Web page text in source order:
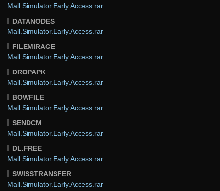
Mall.Simulator.Early.Access.rar
DATANODES
Mall.Simulator.Early.Access.rar
FILEMIRAGE
Mall.Simulator.Early.Access.rar
DROPAPK
Mall.Simulator.Early.Access.rar
BOWFILE
Mall.Simulator.Early.Access.rar
SENDCM
Mall.Simulator.Early.Access.rar
DL.FREE
Mall.Simulator.Early.Access.rar
SWISSTRANSFER
Mall.Simulator.Early.Access.rar